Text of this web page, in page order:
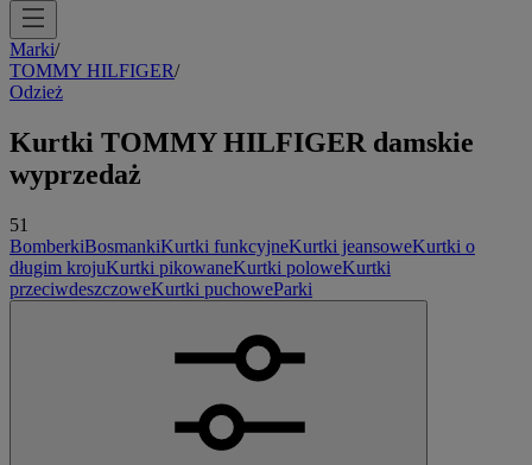
Marki/
TOMMY HILFIGER/
Odzież
Kurtki TOMMY HILFIGER damskie
wyprzedaż
51
BomberkiBosmankiKurtki funkcyjneKurtki jeansoweKurtki o
długim krojuKurtki pikowaneKurtki poloweKurtki
przeciwdeszczoweKurtki puchoweParki